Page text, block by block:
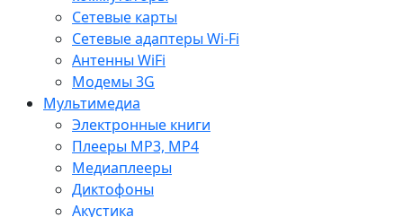
Сетевые карты
Сетевые адаптеры Wi-Fi
Антенны WiFi
Модемы 3G
Мультимедиа
Электронные книги
Плееры MP3, MP4
Медиаплееры
Диктофоны
Акустика